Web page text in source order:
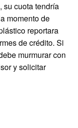
su cuota tendría
momento de
reportara
de crédito. Si
murmurar con
y solicitar